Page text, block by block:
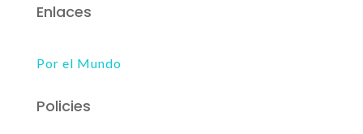
Enlaces
Por el Mundo
Policies